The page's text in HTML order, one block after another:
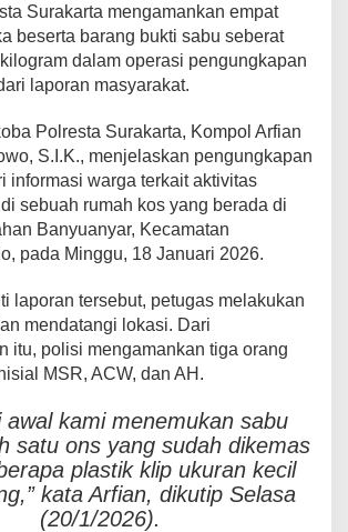
Surakarta mengamankan empat
beserta barang bukti sabu seberat
dalam operasi pengungkapan
laporan masyarakat.
Polresta Surakarta, Kompol Arfian
S.I.K., menjelaskan pengungkapan
informasi warga terkait aktivitas
sebuah rumah kos yang berada di
Banyuanyar, Kecamatan
pada Minggu, 18 Januari 2026.
laporan tersebut, petugas melakukan
mendatangi lokasi. Dari
itu, polisi mengamankan tiga orang
MSR, ACW, dan AH.
awal kami menemukan sabu
satu ons yang sudah dikemas
plastik klip ukuran kecil
kata Arfian, dikutip Selasa
(20/1/2026).